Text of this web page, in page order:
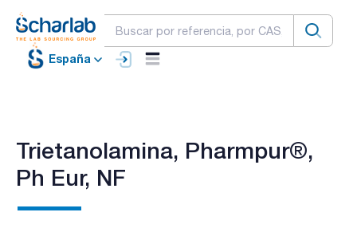
España
Trietanolamina, Pharmpur®,
Ph Eur, NF